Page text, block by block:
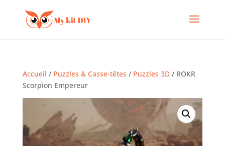
Accueil / Puzzles & Casse-têtes / Puzzles 3D/ ROKR
Scorpion Empereur